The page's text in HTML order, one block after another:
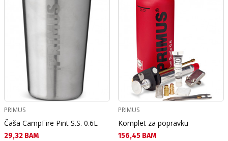
PRIMUS
Čaša CampFire Pint S.S. 0.6L
Текуща цена:
29,32 BAM
PRIMUS
Komplet za popravku
Текуща цена:
156,45 BAM